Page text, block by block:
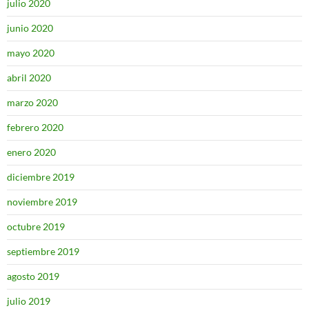
julio 2020
junio 2020
mayo 2020
abril 2020
marzo 2020
febrero 2020
enero 2020
diciembre 2019
noviembre 2019
octubre 2019
septiembre 2019
agosto 2019
julio 2019